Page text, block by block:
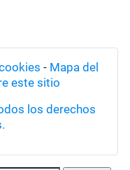
- Mapa del
este sitio
los derechos